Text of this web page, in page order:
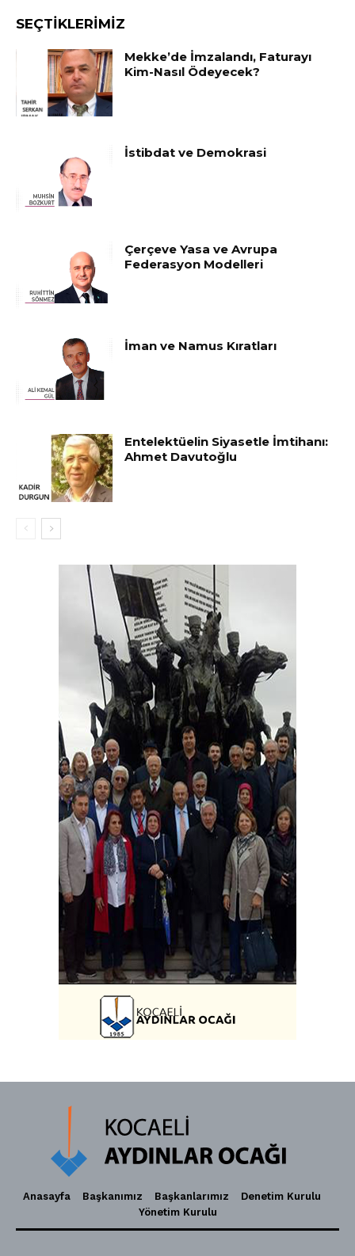
SEÇTIKLERIMIZ
Mekke’de İmzalandı, Faturayı
Kim-Nasıl Ödeyecek?
İstibdat ve Demokrasi
Çerçeve Yasa ve Avrupa
Federasyon Modelleri
İman ve Namus Kıratları
Entelektüelin Siyasetle İmtihanı:
Ahmet Davutoğlu
Anasayfa Başkanımız Başkanlarımız
Denetim Kurulu
Yönetim Kurulu